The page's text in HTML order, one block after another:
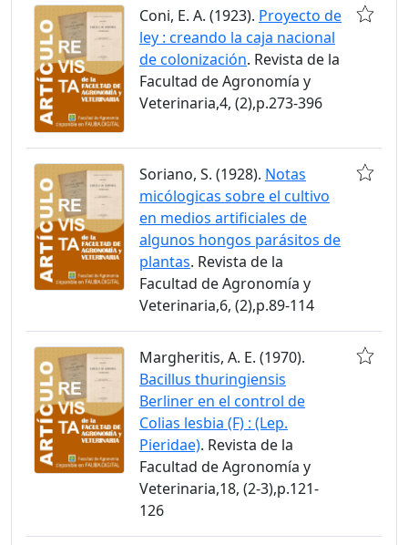
Coni, E. A. (1923). Proyecto de
ley : creando la caja nacional
de colonización. Revista de la
Facultad de Agronomía y
Veterinaria,4, (2),p.273-396
Soriano, S. (1928). Notas
micólogicas sobre el cultivo
en medios artificiales de
algunos hongos parásitos de
plantas. Revista de la
Facultad de Agronomía y
Veterinaria,6, (2),p.89-114
Margheritis, A. E. (1970).
Bacillus thuringiensis
Berliner en el control de
Colias lesbia (F) : (Lep.
Pieridae). Revista de la
Facultad de Agronomía y
Veterinaria,18, (2-3),p.121-
126